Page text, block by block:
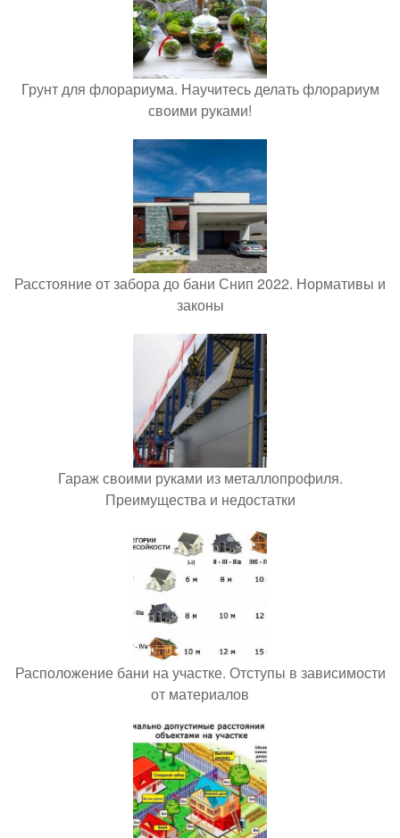
Грунт для флорариума. Научитесь делать флорариум
своими руками!
Расстояние от забора до бани Снип 2022. Нормативы и
законы
Гараж своими руками из металлопрофиля.
Преимущества и недостатки
Расположение бани на участке. Отступы в зависимости
от материалов